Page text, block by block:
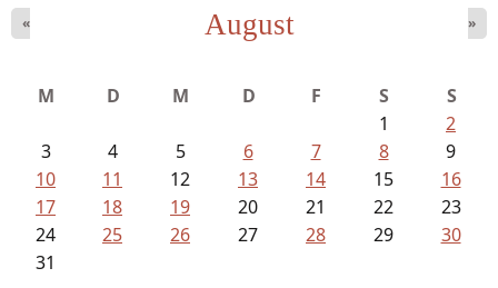
Struckmeyer, Ingeborg - Sprachlos...
August
« »
M D M D F S
S
1
2
3
4 5 6 7 8
9
10
11 12 13 14 15
16
17
18 19 20 21 22
23
24
25 26 27 28 29
30
31